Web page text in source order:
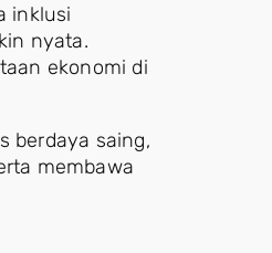
inklusi
nyata.
ekonomi di
berdaya saing,
membawa